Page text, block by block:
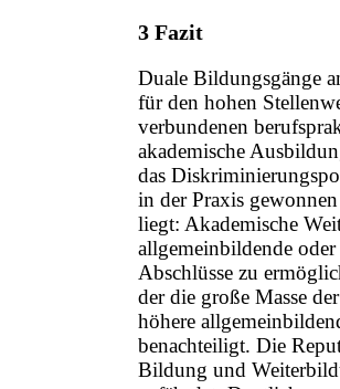
3 Fazit
Duale Bildungsgänge
für den hohen
verbundenen
akademische
das
in der Praxis
liegt: Akademische
allgemeinbildende
Abschlüsse zu
der die große Masse
höhere
benachteiligt. Die
Bildung und